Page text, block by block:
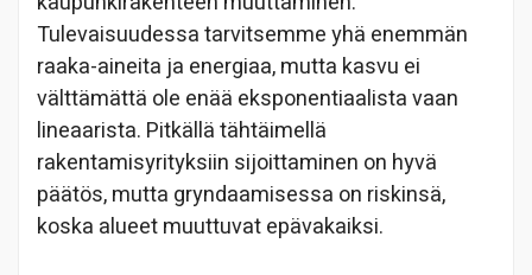
Tulevaisuudessa tarvitsemme yhä enemmän
raaka-aineita ja energiaa, mutta kasvu ei
välttämättä ole enää eksponentiaalista vaan
lineaarista. Pitkällä tähtäimellä
rakentamisyrityksiin sijoittaminen on hyvä
päätös, mutta gryndaamisessa on riskinsä,
koska alueet muuttuvat epävakaiksi.